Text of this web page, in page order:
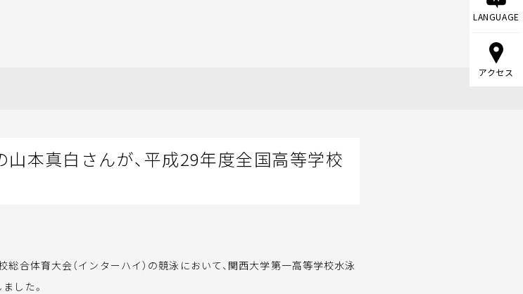
LANGUAGE
アクセス
本真白さんが、平成29年度全国高等学校
合体育大会（インターハイ）の競泳において、関西大学第一高等学校水泳
した。